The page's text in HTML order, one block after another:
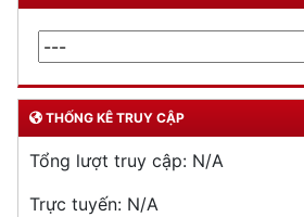
THỐNG KÊ TRUY CẬP
Tổng lượt truy cập: N/A
Trực tuyến: N/A